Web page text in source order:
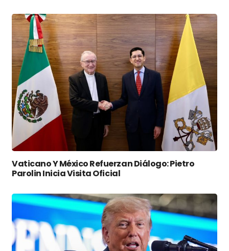
Vaticano Y México Refuerzan Diálogo: Pietro
Parolin Inicia Visita Oficial